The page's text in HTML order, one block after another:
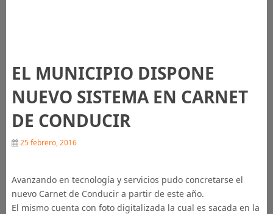
EL MUNICIPIO DISPONE
NUEVO SISTEMA EN CARNET
DE CONDUCIR
25 febrero, 2016
Avanzando en tecnología y servicios pudo concretarse el
nuevo Carnet de Conducir a partir de este año.
El mismo cuenta con foto digitalizada la cual es sacada en la